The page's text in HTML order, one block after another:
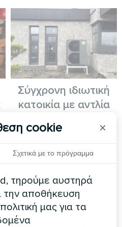
Σύγχρονη ιδιωτική
κατοικία με αντλία
θερμότητας Mycond
BeeThermic
Monoblock
αντλία θερμότητας
BeeThermic μονομπλόκ που
παρέχει αποδοτικό έλεγχο
κλίματος για μια πολυτελή
cookie ×
Σχετικά με το πρόγραμμα
τηρούμε αυστηρά
την αποθήκευση
μας για τα